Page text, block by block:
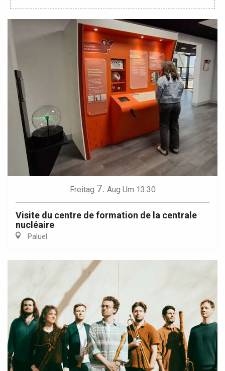
Freitag 7. Aug Um 13:30
Visite du centre de formation de la centrale
nucléaire
Paluel